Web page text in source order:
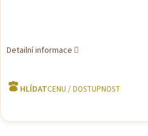
Detailní informace
HLÍDAT